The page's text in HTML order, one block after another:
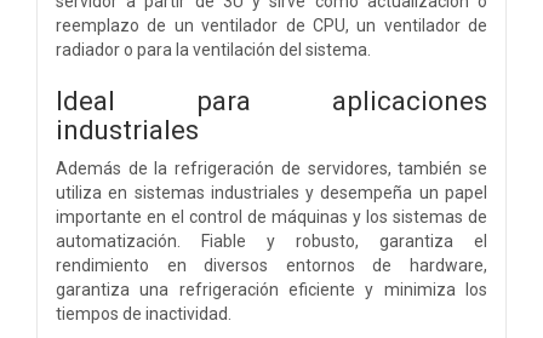
reemplazo de un ventilador de CPU, un ventilador de
radiador o para la ventilación del sistema.
Ideal para aplicaciones
industriales
Además de la refrigeración de servidores, también se
utiliza en sistemas industriales y desempeña un papel
importante en el control de máquinas y los sistemas de
automatización. Fiable y robusto, garantiza el
rendimiento en diversos entornos de hardware,
garantiza una refrigeración eficiente y minimiza los
tiempos de inactividad.